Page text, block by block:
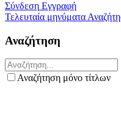
Σύνδεση Εγγραφή
Τελευταία μηνύματα
Αναζήτηση
Αναζήτηση μόνο τίτλων